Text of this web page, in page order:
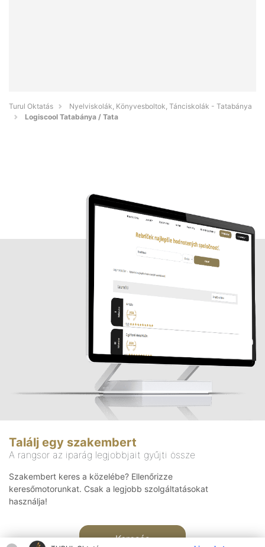
Turul Oktatás
Nyelviskolák, Könyvesboltok, Tánciskolák - Tatabánya
Logiscool Tatabánya / Tata
Találj egy szakembert
A rangsor az iparág legjobbjait gyűjti össze
Szakembert keres a közelébe? Ellenőrizze
keresőmotorunkat. Csak a legjobb szolgáltatásokat
használja!
Keresés